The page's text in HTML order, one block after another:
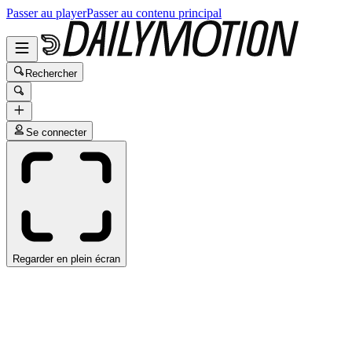
Passer au playerPasser au contenu principal
Rechercher
Se connecter
Regarder en plein écran